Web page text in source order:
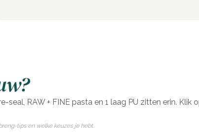
seal, RAW + FINE pasta en 1 laag PU zitten erin. Klik
tips en welke keuzes je hebt.